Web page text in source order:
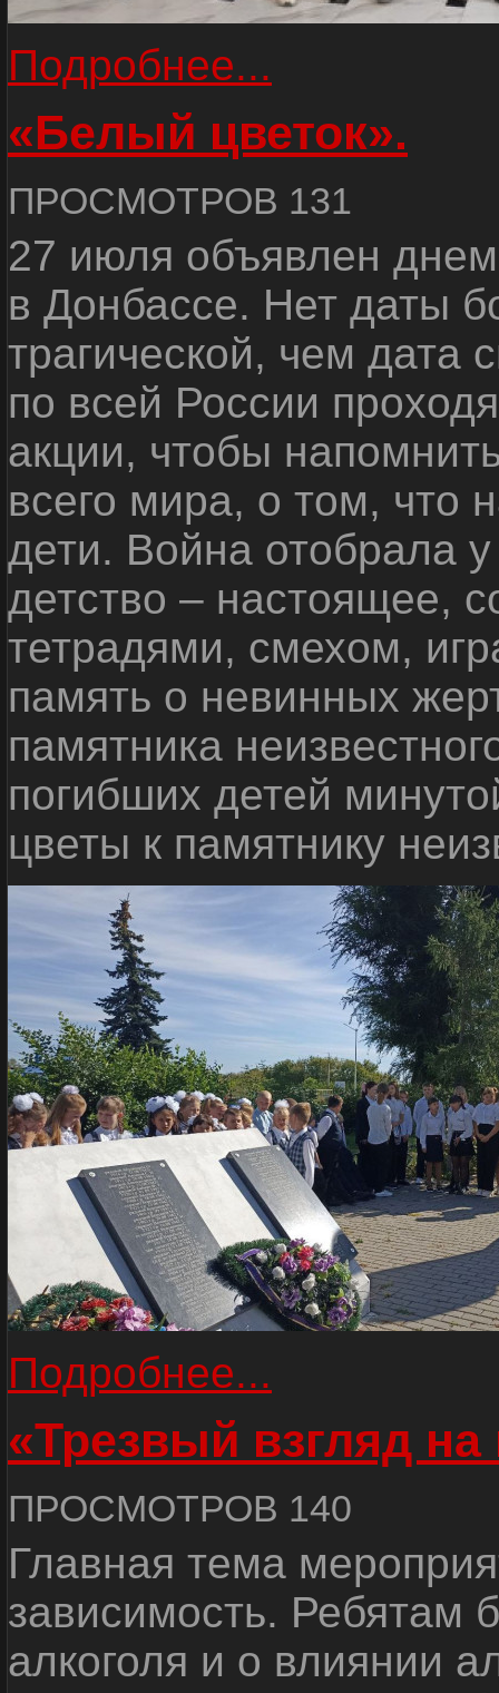
Подробнее...
«Белый цветок».
ПРОСМОТРОВ 131
27 июля объявлен
в Донбассе. Нет даты
трагической, чем дата
по всей России
акции, чтобы
всего мира, о том, что
дети. Война отобрала
детство – настоящее,
тетрадями, смехом,
память о невинных
памятника
погибших детей
цветы к памятнику
Подробнее...
«Трезвый взгляд на
ПРОСМОТРОВ 140
Главная тема
зависимость. Ребятам
алкоголя и о влиянии